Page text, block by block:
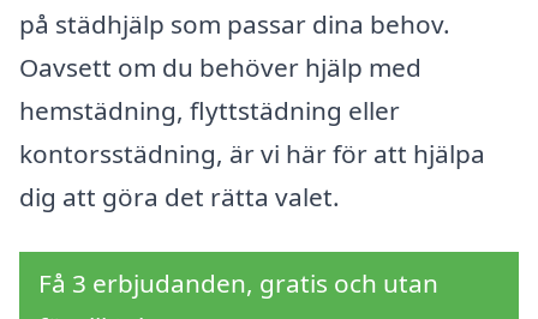
på städhjälp som passar dina behov.
Oavsett om du behöver hjälp med
hemstädning, flyttstädning eller
kontorsstädning, är vi här för att hjälpa
dig att göra det rätta valet.
Få 3 erbjudanden, gratis och utan